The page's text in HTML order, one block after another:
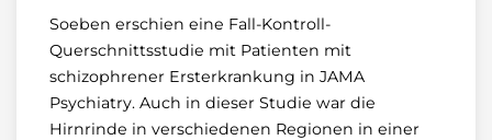
Soeben erschien eine Fall-Kontroll-
Querschnittsstudie mit Patienten mit
schizophrener Ersterkrankung in JAMA
Psychiatry. Auch in dieser Studie war die
Hirnrinde in verschiedenen Regionen in einer